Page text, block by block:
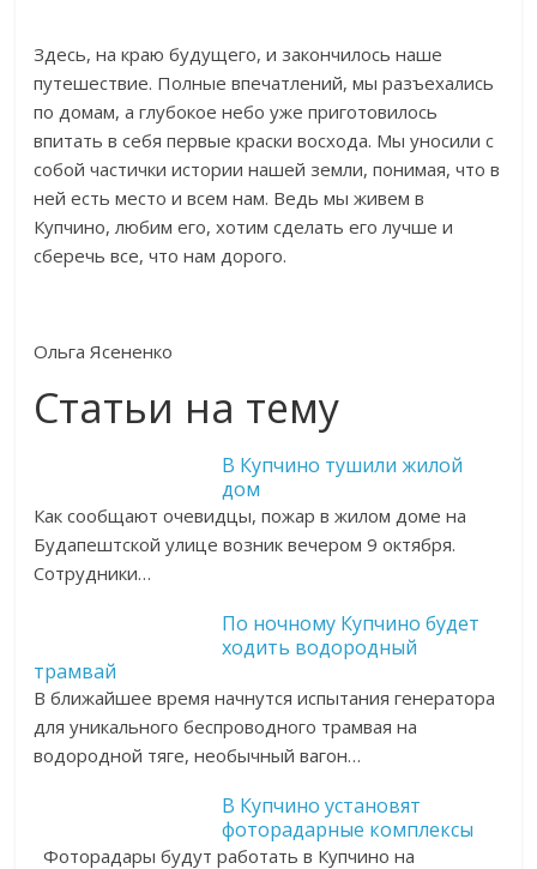
Здесь, на краю будущего, и закончилось наше
путешествие. Полные впечатлений, мы разъехались
по домам, а глубокое небо уже приготовилось
впитать в себя первые краски восхода. Мы уносили с
собой частички истории нашей земли, понимая, что в
ней есть место и всем нам. Ведь мы живем в
Купчино, любим его, хотим сделать его лучше и
сберечь все, что нам дорого.
Ольга Ясененко
Статьи на тему
В Купчино тушили жилой
дом
Как сообщают очевидцы, пожар в жилом доме на
Будапештской улице возник вечером 9 октября.
Сотрудники…
По ночному Купчино будет
ходить водородный
трамвай
В ближайшее время начнутся испытания генератора
для уникального беспроводного трамвая на
водородной тяге, необычный вагон…
В Купчино установят
фоторадарные комплексы
Фоторадары будут работать в Купчино на